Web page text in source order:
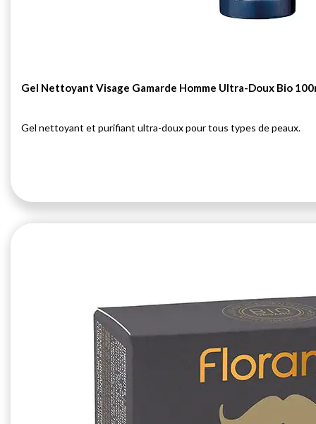
Gel Nettoyant Visage Gamarde Homme Ultra-Doux Bio
Gel nettoyant et purifiant ultra-doux pour tous types de peaux.